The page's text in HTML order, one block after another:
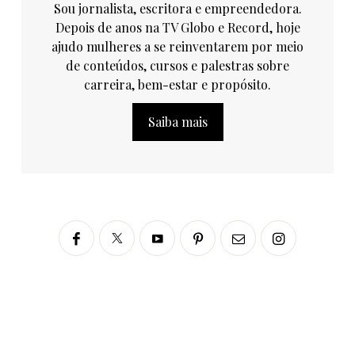
Sou jornalista, escritora e empreendedora.
Depois de anos na TV Globo e Record, hoje
ajudo mulheres a se reinventarem por meio
de conteúdos, cursos e palestras sobre
carreira, bem-estar e propósito.
Saiba mais